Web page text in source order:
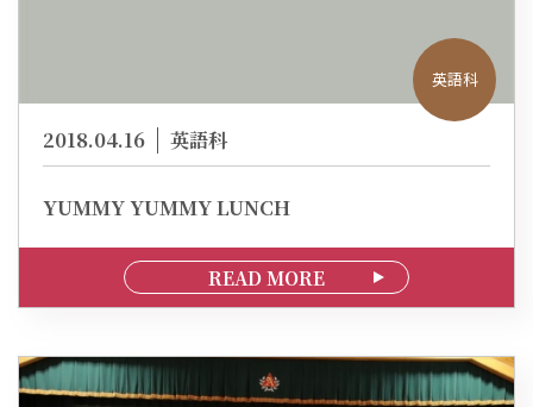
英語科
2018.04.16 英語科
YUMMY YUMMY LUNCH
READ MORE